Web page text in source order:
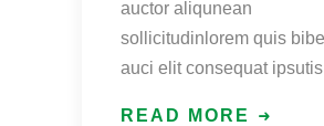
auctor aliqunean
sollicitudinlorem quis
auci elit consequat
READ MORE